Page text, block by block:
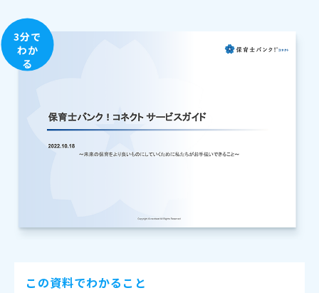
3分で
わか
る
この資料でわかること